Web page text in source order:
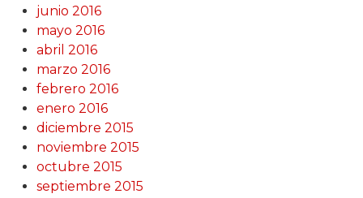
junio 2016
mayo 2016
abril 2016
marzo 2016
febrero 2016
enero 2016
diciembre 2015
noviembre 2015
octubre 2015
septiembre 2015